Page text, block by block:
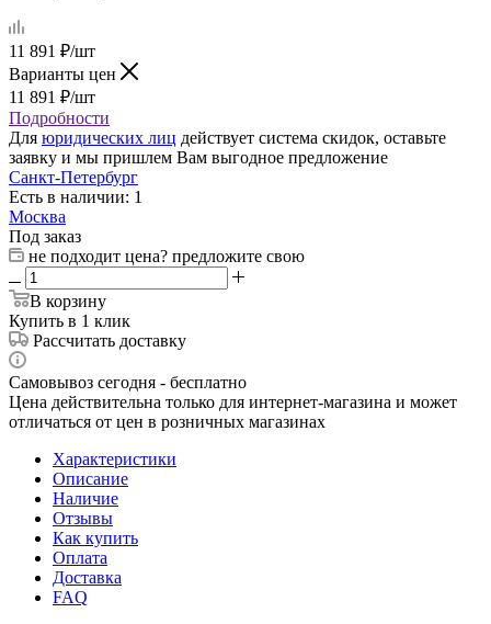
11 891 ₽/шт
Варианты цен
11 891 ₽/шт
Подробности
Для юридических лиц действует система скидок, оставьте
заявку и мы пришлем Вам выгодное предложение
Санкт-Петербург
Есть в наличии: 1
Москва
Под заказ
не подходит цена? предложите свою
В корзину
Купить в 1 клик
Рассчитать доставку
Самовывоз сегодня - бесплатно
Цена действительна только для интернет-магазина и может
отличаться от цен в розничных магазинах
Характеристики
Описание
Наличие
Отзывы
Как купить
Оплата
Доставка
FAQ